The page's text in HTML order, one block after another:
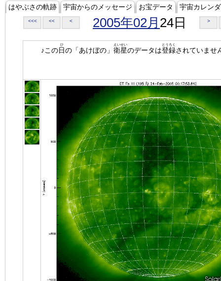
はやぶさの軌跡 宇宙からのメッセージ お宝データ 宇宙カレン
<<< << < 2005年02月 24日 >
♪この日
ひ
の「あけぼの」 衛星
えいせい
のデータは登録
とうろく
されていませ